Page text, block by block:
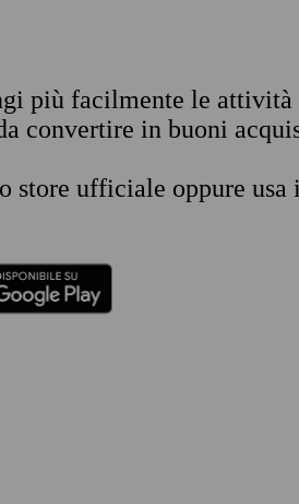
più facilmente le attività
convertire in buoni
store ufficiale oppure usa